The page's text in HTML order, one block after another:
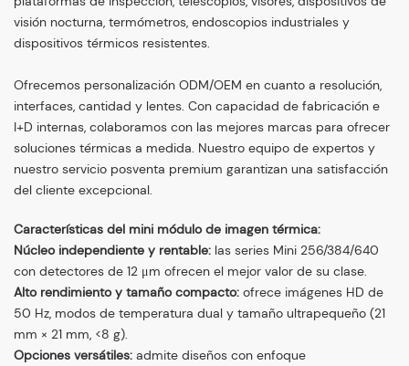
visión nocturna, termómetros, endoscopios industriales y
dispositivos térmicos resistentes.
Ofrecemos personalización ODM/OEM en cuanto a resolución,
interfaces, cantidad y lentes. Con capacidad de fabricación e
I+D internas, colaboramos con las mejores marcas para ofrecer
soluciones térmicas a medida. Nuestro equipo de expertos y
nuestro servicio posventa premium garantizan una satisfacción
del cliente excepcional.
Características del mini módulo de imagen térmica:
Núcleo independiente y rentable: las series Mini 256/384/640
con detectores de 12 μm ofrecen el mejor valor de su clase.
Alto rendimiento y tamaño compacto: ofrece imágenes HD de
50 Hz, modos de temperatura dual y tamaño ultrapequeño (21
mm × 21 mm, <8 g).
Opciones versátiles: admite diseños con enfoque